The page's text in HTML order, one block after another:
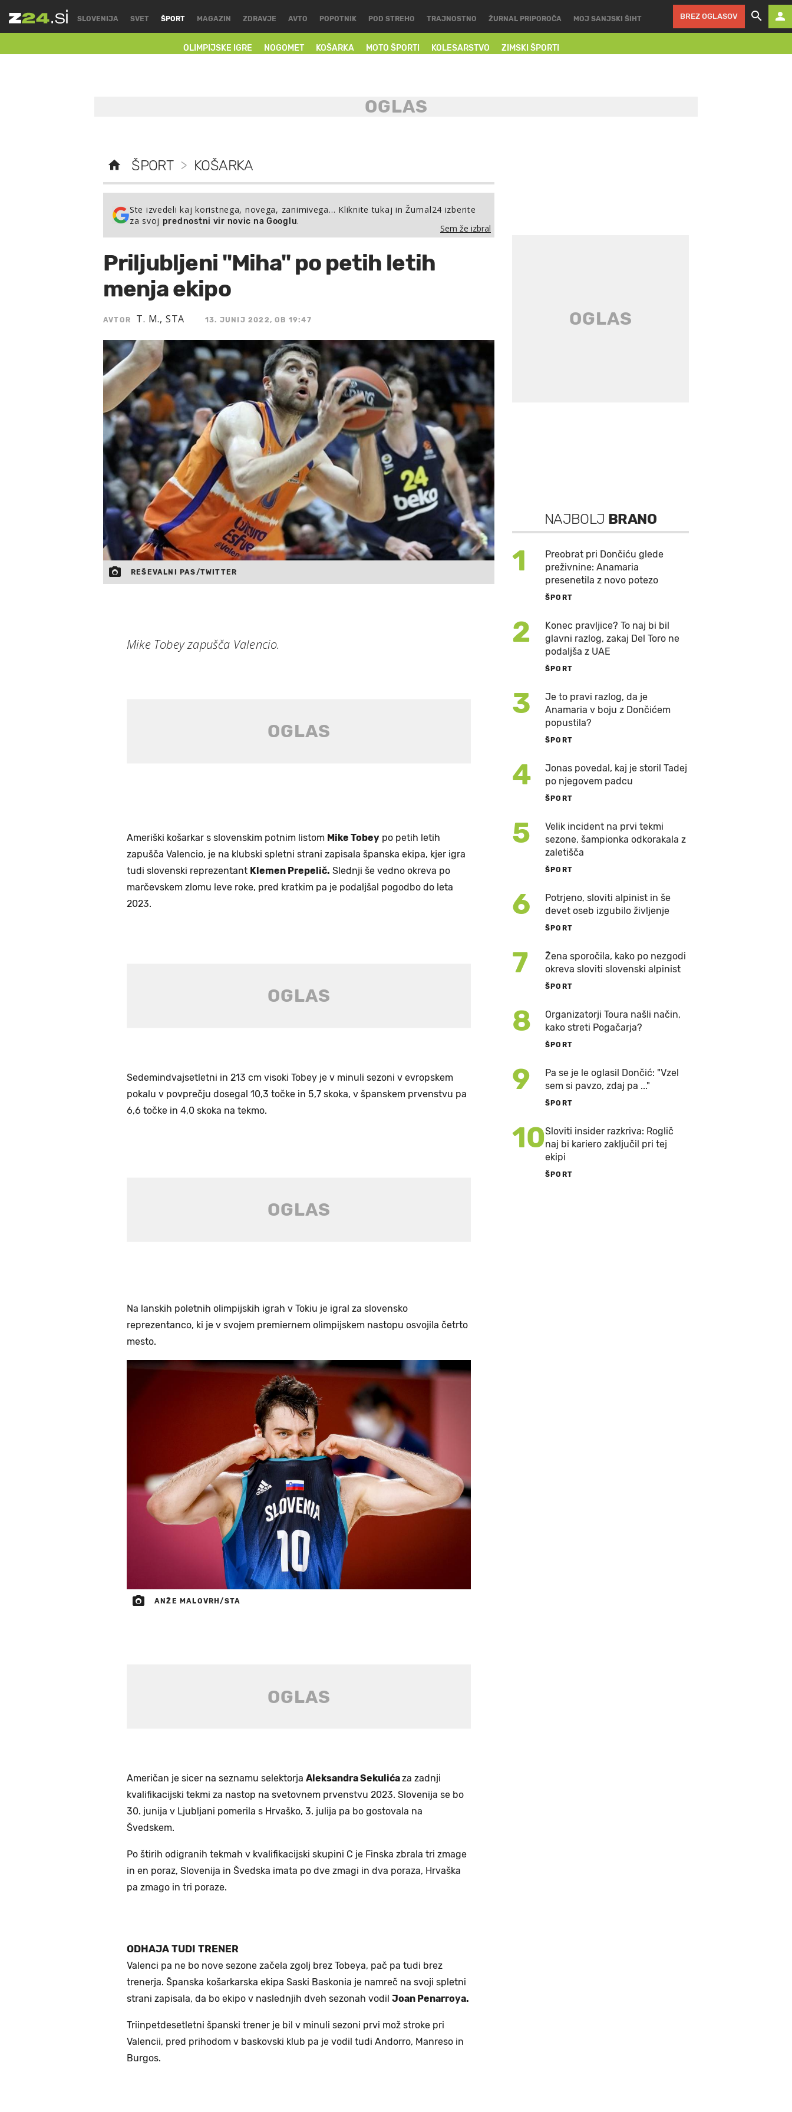
SLOVENIJA SVET ŠPORT
OLIMPIJSKE IGRE NOGOMET KOŠARKA MOTO ŠPORTI KOLESARSTVO ZIMSKI ŠPORTI
MAGAZIN ZDRAVJE AVTO POPOTNIK POD STREHO TRAJNOSTNO ŽURNAL PRIPOROČA MOJ SANJSKI ŠIHT BREZ OGLASOV
ŠPORT > KOŠARKA
Ste izvedeli kaj koristnega, novega, zanimivega… Kliknite tukaj in Žurnal24 izberite
za svoj prednostni vir novic na Googlu.
Sem že izbral
Priljubljeni "Miha" po petih letih
menja ekipo
AVTOR T. M., STA 13. JUNIJ 2022, OB 19:47
REŠEVALNI PAS/TWITTER
Mike Tobey zapušča Valencio.
Ameriški košarkar s slovenskim potnim listom Mike Tobey po petih letih
zapušča Valencio, je na klubski spletni strani zapisala španska ekipa, kjer igra
tudi slovenski reprezentant Klemen Prepelič. Slednji še vedno okreva po
marčevskem zlomu leve roke, pred kratkim pa je podaljšal pogodbo do leta
2023.
Sedemindvajsetletni in 213 cm visoki Tobey je v minuli sezoni v evropskem
pokalu v povprečju dosegal 10,3 točke in 5,7 skoka, v španskem prvenstvu pa
6,6 točke in 4,0 skoka na tekmo.
Na lanskih poletnih olimpijskih igrah v Tokiu je igral za slovensko
reprezentanco, ki je v svojem premiernem olimpijskem nastopu osvojila četrto
mesto.
ANŽE MALOVRH/STA
Američan je sicer na seznamu selektorja Aleksandra Sekulićaza zadnji
kvalifikacijski tekmi za nastop na svetovnem prvenstvu 2023. Slovenija se bo
30. junija v Ljubljani pomerila s Hrvaško, 3. julija pa bo gostovala na
Švedskem.
Po štirih odigranih tekmah v kvalifikacijski skupini C je Finska zbrala tri zmage
in en poraz, Slovenija in Švedska imata po dve zmagi in dva poraza, Hrvaška
pa zmago in tri poraze.
ODHAJA TUDI TRENER
Valenci pa ne bo nove sezone začela zgolj brez Tobeya, pač pa tudi brez
trenerja. Španska košarkarska ekipa Saski Baskonia je namreč na svoji spletni
strani zapisala, da bo ekipo v naslednjih dveh sezonah vodil Joan Penarroya.
Triinpetdesetletni španski trener je bil v minuli sezoni prvi mož stroke pri
Valencii, pred prihodom v baskovski klub pa je vodil tudi Andorro, Manreso in
Burgos.
NAJBOLJ BRANO
1
Preobrat pri Dončiću glede
preživnine: Anamaria
presenetila z novo potezo
ŠPORT
2
Konec pravljice? To naj bi bil
glavni razlog, zakaj Del Toro ne
podaljša z UAE
ŠPORT
3
Je to pravi razlog, da je
Anamaria v boju z Dončićem
popustila?
ŠPORT
4
Jonas povedal, kaj je storil Tadej
po njegovem padcu
ŠPORT
5
Velik incident na prvi tekmi
sezone, šampionka odkorakala z
zaletišča
ŠPORT
6
Potrjeno, sloviti alpinist in še
devet oseb izgubilo življenje
ŠPORT
7
Žena sporočila, kako po nezgodi
okreva sloviti slovenski alpinist
ŠPORT
8
Organizatorji Toura našli način,
kako streti Pogačarja?
ŠPORT
9
Pa se je le oglasil Dončić: "Vzel
sem si pavzo, zdaj pa ..."
ŠPORT
10Sloviti insider razkriva: Roglič
naj bi kariero zaključil pri tej
ekipi
ŠPORT